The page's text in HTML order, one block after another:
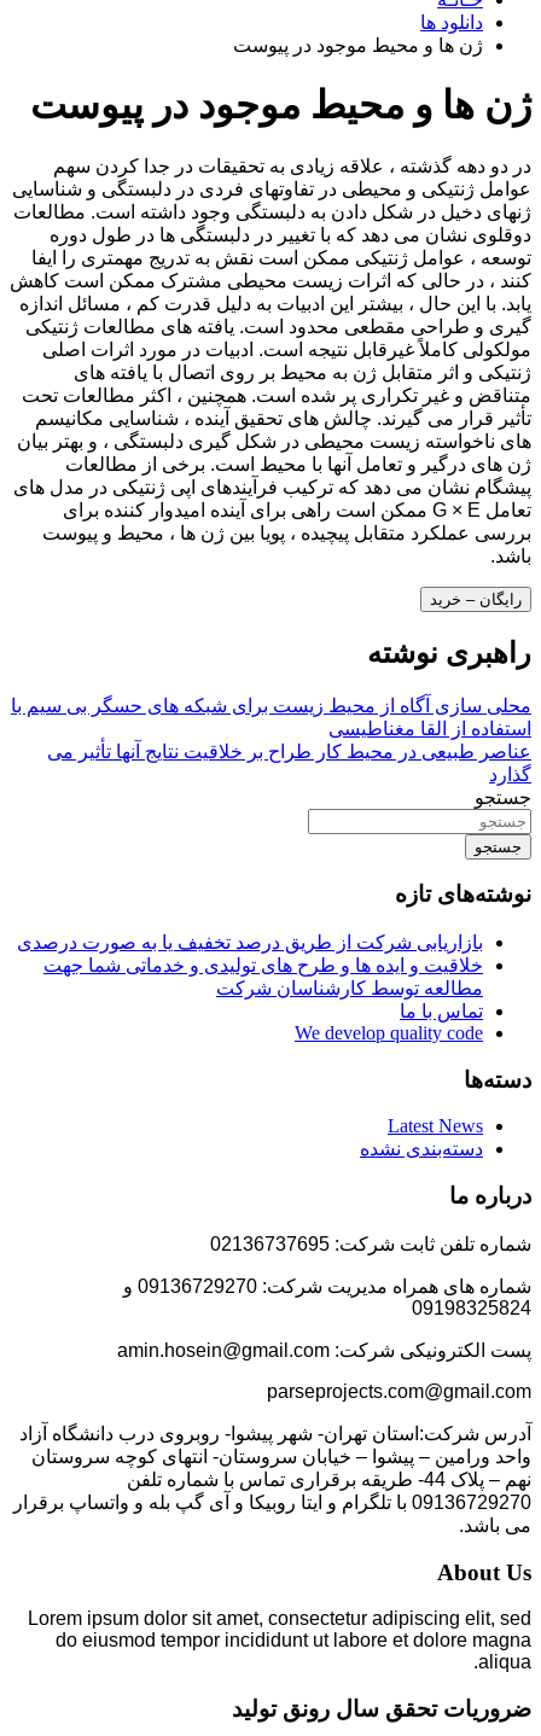
دانلود ها
ژن ها و محیط موجود در پیوست
ژن ها و محیط موجود در پیوست
در دو دهه گذشته ، علاقه زیادی به تحقیقات در جدا کردن سهم
عوامل ژنتیکی و محیطی در تفاوتهای فردی در دلبستگی و شناسایی
ژنهای دخیل در شکل دادن به دلبستگی وجود داشته است. مطالعات
دوقلوی نشان می دهد که با تغییر در دلبستگی ها در طول دوره
توسعه ، عوامل ژنتیکی ممکن است نقش به تدریج مهمتری را ایفا
کنند ، در حالی که اثرات زیست محیطی مشترک ممکن است کاهش
یابد. با این حال ، بیشتر این ادبیات به دلیل قدرت کم ، مسائل اندازه
گیری و طراحی مقطعی محدود است. یافته های مطالعات ژنتیکی
مولکولی کاملاً غیرقابل نتیجه است. ادبیات در مورد اثرات اصلی
ژنتیکی و اثر متقابل ژن به محیط بر روی اتصال با یافته های
متناقض و غیر تکراری پر شده است. همچنین ، اکثر مطالعات تحت
تأثیر قرار می گیرند. چالش های تحقیق آینده ، شناسایی مکانیسم
های ناخواسته زیست محیطی در شکل گیری دلبستگی ، و بهتر بیان
ژن های درگیر و تعامل آنها با محیط است. برخی از مطالعات
پیشگام نشان می دهد که ترکیب فرآیندهای اپی ژنتیکی در مدل های
تعامل G × E ممکن است راهی برای آینده امیدوار کننده برای
بررسی عملکرد متقابل پیچیده ، پویا بین ژن ها ، محیط و پیوست
باشد.
رایگان – خرید
راهبری نوشته
محلی سازی آگاه از محیط زیست برای شبکه های حسگر بی سیم با
استفاده از القا مغناطیسی
عناصر طبیعی در محیط کار طراح بر خلاقیت نتایج آنها تأثیر می
گذارد
جستجو
جستجو
نوشته‌های تازه
بازاریابی شرکت از طریق درصد تخفیف یا به صورت درصدی
خلاقیت و ایده ها و طرح های تولیدی و خدماتی شما جهت
مطالعه توسط کارشناسان شرکت
تماس با ما
We develop quality code
دسته‌ها
Latest News
دسته‌بندی نشده
درباره ما
شماره تلفن ثابت شرکت: 02136737695
شماره های همراه مدیریت شرکت: 09136729270 و
09198325824
پست الکترونیکی شرکت: amin.hosein@gmail.com
parseprojects.com@gmail.com
آدرس شرکت:استان تهران- شهر پیشوا- روبروی درب دانشگاه آزاد
واحد ورامین – پیشوا – خیابان سروستان- انتهای کوچه سروستان
نهم – پلاک 44- طریقه برقراری تماس با شماره تلفن
09136729270 با تلگرام و ایتا روبیکا و آی گپ بله و واتساپ برقرار
می باشد.
About Us
Lorem ipsum dolor sit amet, consectetur adipiscing elit, sed
do eiusmod tempor incididunt ut labore et dolore magna
aliqua.
ضروریات تحقق سال رونق تولید